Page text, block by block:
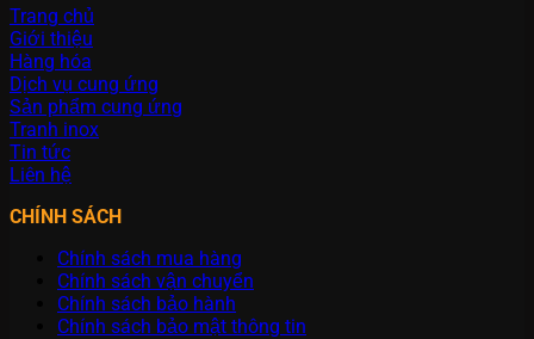
Trang chủ
Giới thiệu
Hàng hóa
Dịch vụ cung ứng
Sản phẩm cung ứng
Tranh inox
Tin tức
Liên hệ
CHÍNH SÁCH
Chính sách mua hàng
Chính sách vận chuyển
Chính sách bảo hành
Chính sách bảo mật thông tin